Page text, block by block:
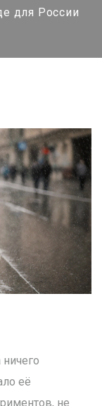
для России
её
не